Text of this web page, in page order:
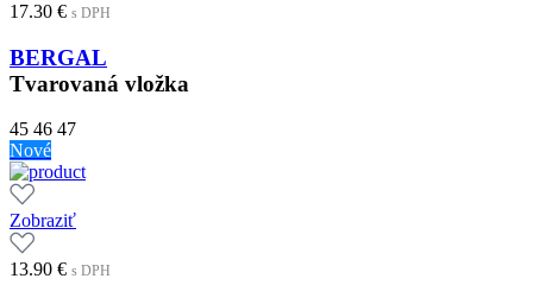
17.30 € s DPH
BERGAL
Tvarovaná vložka
45 46 47
Nové
Zobraziť
13.90 € s DPH